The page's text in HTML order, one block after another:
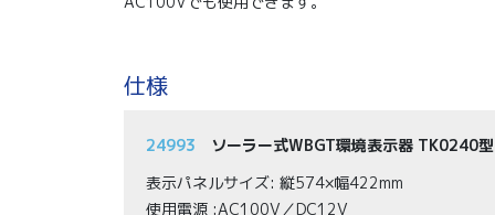
仕様
24993
ソーラー式WBGT環境表示器 TK0240型
表示パネルサイズ: 縦574×幅422mm
使用電源 :AC100V／DC12V